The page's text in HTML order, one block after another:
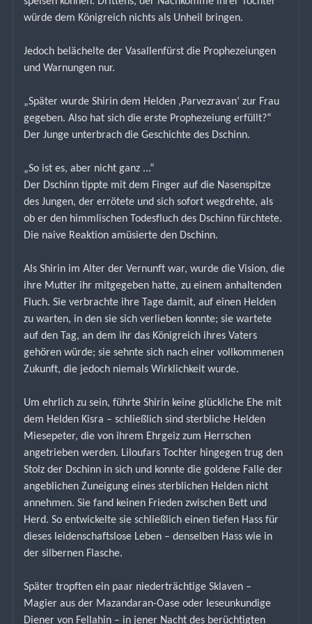
würde dem Königreich nichts als Unheil bringen.
Jedoch belächelte der Vasallenfürst die Prophezeiungen
und Warnungen nur.
„Später wurde Shirin dem Helden ‚Parvezravan‘ zur Frau
gegeben. Also hat sich die erste Prophezeiung erfüllt?“
Der Junge unterbrach die Geschichte des Dschinn.
„So ist es, aber nicht ganz ...“
Der Dschinn tippte mit dem Finger auf die Nasenspitze
des Jungen, der errötete und sich sofort wegdrehte, als
ob er den himmlischen Todesfluch des Dschinn fürchtete.
Die naive Reaktion amüsierte den Dschinn.
Als Shirin im Alter der Vernunft war, wurde die Vision, die
ihre Mutter ihr mitgegeben hatte, zu einem anhaltenden
Fluch. Sie verbrachte ihre Tage damit, auf einen Helden
zu warten, in den sie sich verlieben konnte; sie wartete
auf den Tag, an dem ihr das Königreich ihres Vaters
gehören würde; sie sehnte sich nach einer vollkommenen
Zukunft, die jedoch niemals Wirklichkeit wurde.
Um ehrlich zu sein, führte Shirin keine glückliche Ehe mit
dem Helden Kisra – schließlich sind sterbliche Helden
Miesepeter, die von ihrem Ehrgeiz zum Herrschen
angetrieben werden. Liloufars Tochter hingegen trug den
Stolz der Dschinn in sich und konnte die goldene Falle der
angeblichen Zuneigung eines sterblichen Helden nicht
annehmen. Sie fand keinen Frieden zwischen Bett und
Herd. So entwickelte sie schließlich einen tiefen Hass für
dieses leidenschaftslose Leben – denselben Hass wie in
der silbernen Flasche.
Später tropften ein paar niederträchtige Sklaven –
Magier aus der Mazandaran-Oase oder leseunkundige
Diener von Fellahin – in jener Nacht des berüchtigten